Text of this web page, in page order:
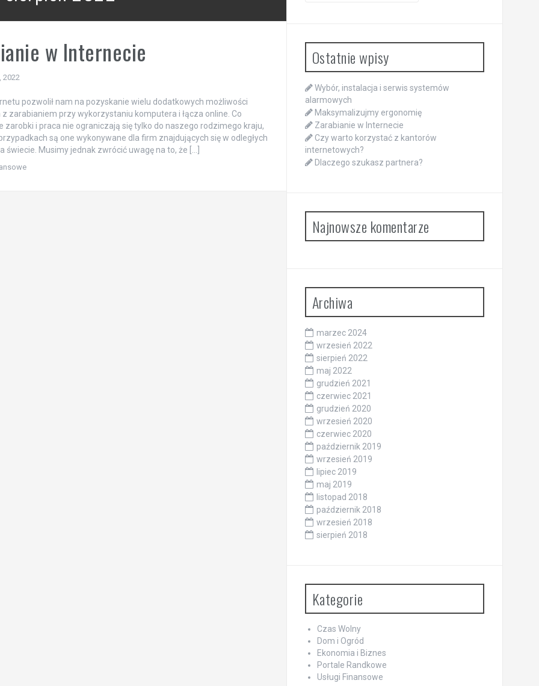
w Internecie
2022
pozwolił nam na pozyskanie wielu dodatkowych możliwości
zarabianiem przy wykorzystaniu komputera i łącza online. Co
zarobki i praca nie ograniczają się tylko do naszego rodzimego kraju,
są one wykonywane dla firm znajdujących się w odległych
świecie. Musimy jednak zwrócić uwagę na to, że […]
Ostatnie wpisy
Wybór, instalacja i serwis systemów
alarmowych
Maksymalizujmy ergonomię
Zarabianie w Internecie
Czy warto korzystać z kantorów
internetowych?
Dlaczego szukasz partnera?
Najnowsze komentarze
Archiwa
marzec 2024
wrzesień 2022
sierpień 2022
maj 2022
grudzień 2021
czerwiec 2021
grudzień 2020
wrzesień 2020
czerwiec 2020
październik 2019
wrzesień 2019
lipiec 2019
maj 2019
listopad 2018
październik 2018
wrzesień 2018
sierpień 2018
Kategorie
Czas Wolny
Dom i Ogród
Ekonomia i Biznes
Portale Randkowe
Usługi Finansowe